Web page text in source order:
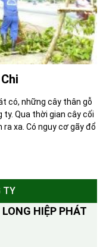
có, những cây thân gỗ
Qua thời gian cây cối
xa. Có nguy cơ gãy đổ
TY
HIỆP PHÁT